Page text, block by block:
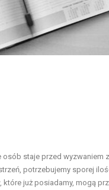
osób staje przed
potrzebujemy sporej
już posiadamy, mogą